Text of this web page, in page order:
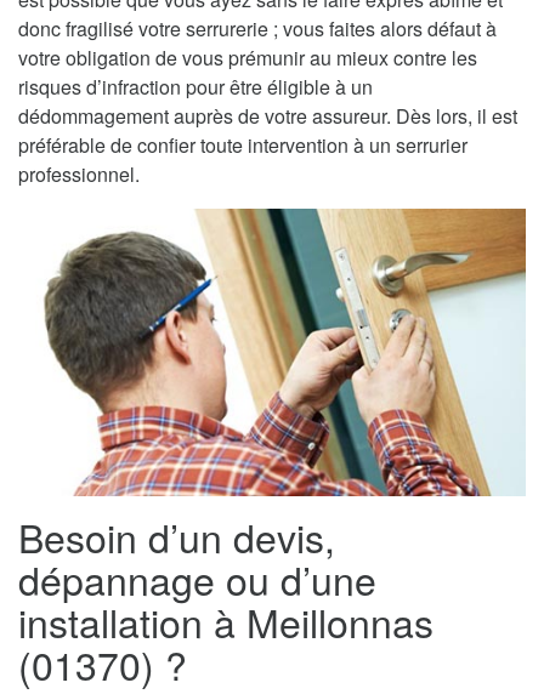
donc fragilisé votre serrurerie ; vous faites alors défaut à
votre obligation de vous prémunir au mieux contre les
risques d’infraction pour être éligible à un
dédommagement auprès de votre assureur. Dès lors, il est
préférable de confier toute intervention à un serrurier
professionnel.
Besoin d’un devis,
dépannage ou d’une
installation à Meillonnas
(01370) ?